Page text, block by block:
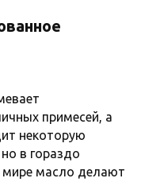
примесей, а
некоторую
в гораздо
масло делают